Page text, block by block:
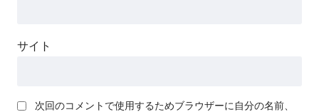
サイト
次回のコメントで使用するためブラウザーに自分の名前、